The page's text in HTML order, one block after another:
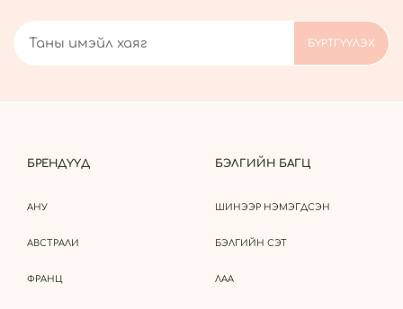
БРЕНДҮҮД
АНУ
АВСТРАЛИ
ФРАНЦ
БЭЛГИЙН БАГЦ
ШИНЭЭР НЭМЭГДСЭН
БЭЛГИЙН СЭТ
ЛАА